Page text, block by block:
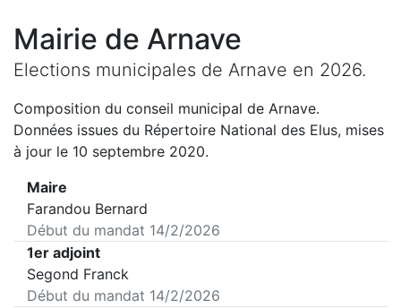
Mairie de Arnave
Elections municipales de Arnave en 2026.
Composition du conseil municipal de Arnave.
Données issues du Répertoire National des Elus, mises
à jour le 10 septembre 2020.
Maire
Farandou Bernard
Début du mandat 14/2/2026
1er adjoint
Segond Franck
Début du mandat 14/2/2026